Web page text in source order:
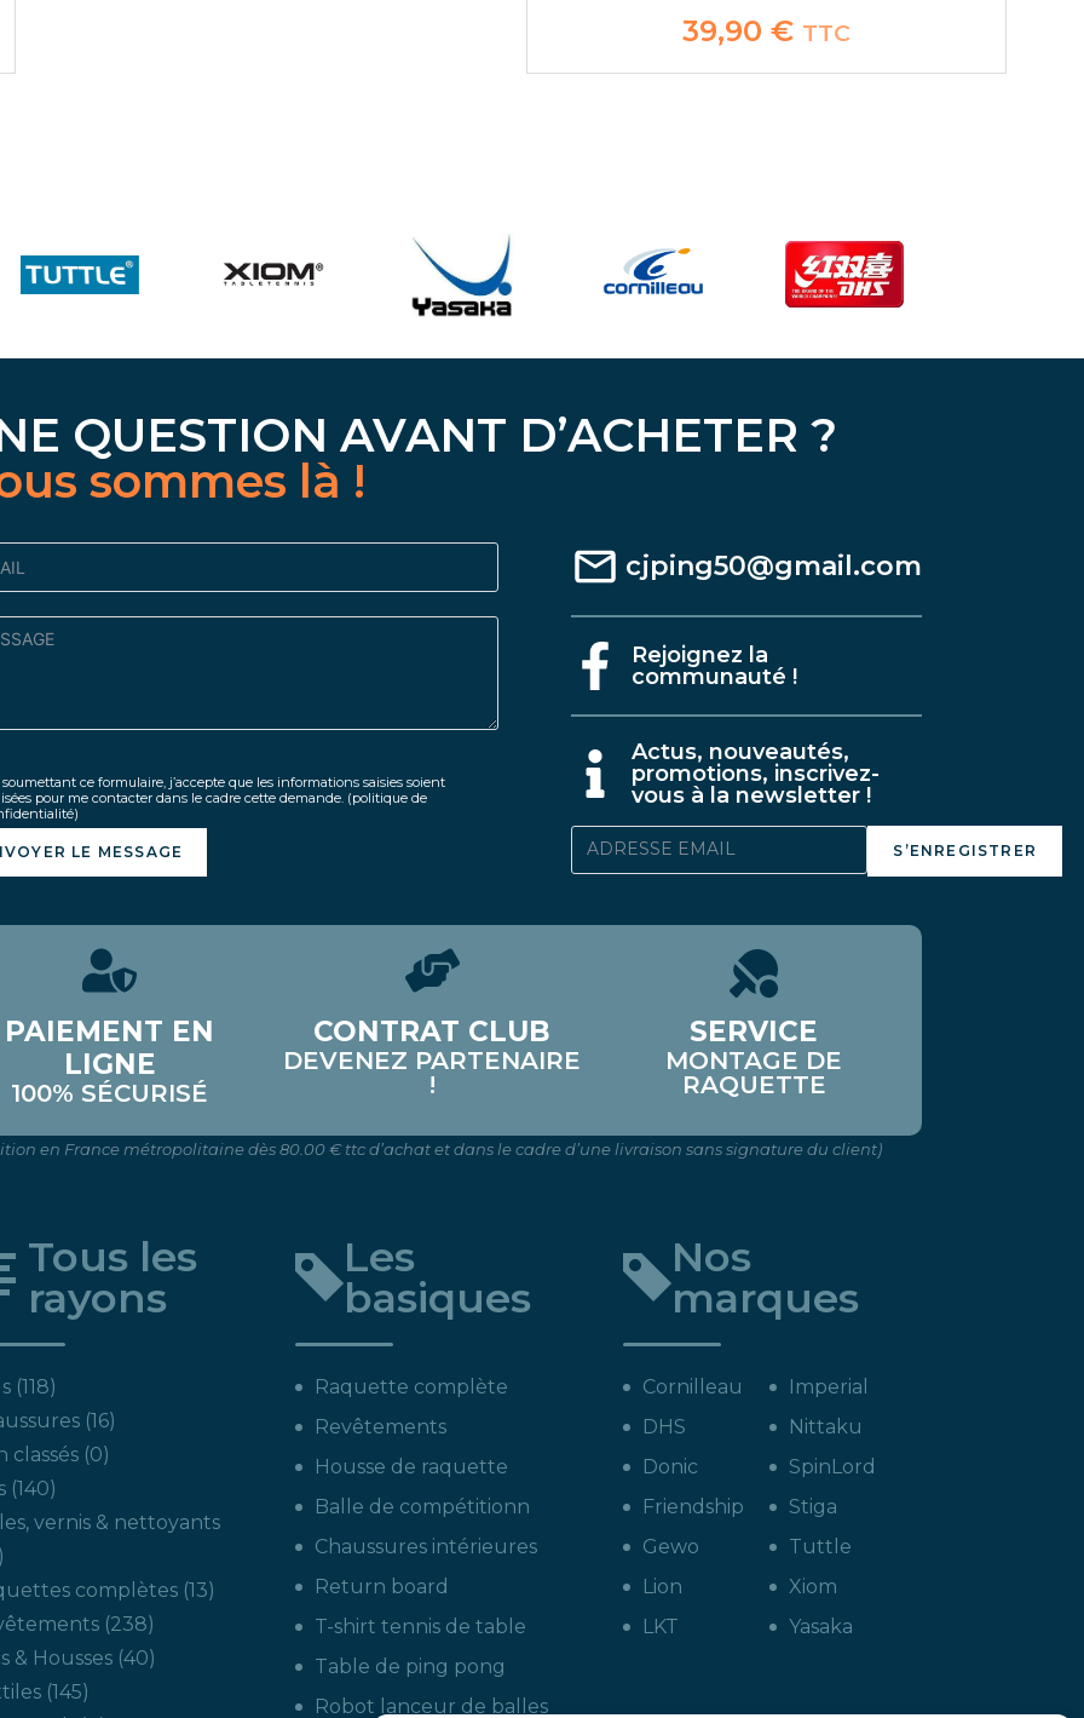
39,90€ TTC
QUESTION AVANT D’ACHETER ?
sommes là !
soumettant ce formulaire, j’accepte que les informations saisies soient
pour me contacter dans le cadre cette demande. (politique de
LE MESSAGE
cjping50@gmail.com
Rejoignez la
communauté !
Actus, nouveautés,
promotions, inscrivez-
vous à la newsletter !
S’ENREGISTRER
PAIEMENT EN
LIGNE
100% SÉCURISÉ
CONTRAT CLUB
DEVENEZ PARTENAIRE
!
SERVICE
MONTAGE DE
RAQUETTE
en France métropolitaine dès 80.00 € ttc d’achat et dans le cadre d’une livraison sans signature du client)
Tous les
rayons
118118
produits
1616
produits
classés 00
140140
produits
vernis & nettoyants
22
complètes 1313
238238
produits
& Housses 4040
145145
Les
basiques
Raquette complète
Revêtements
Housse de raquette
Balle de compétitionn
Chaussures intérieures
Return board
T-shirt tennis de table
Table de ping pong
Robot lanceur de balles
Nos
marques
Cornilleau
DHS
Donic
Friendship
Gewo
Lion
LKT
Imperial
Nittaku
SpinLord
Stiga
Tuttle
Xiom
Yasaka